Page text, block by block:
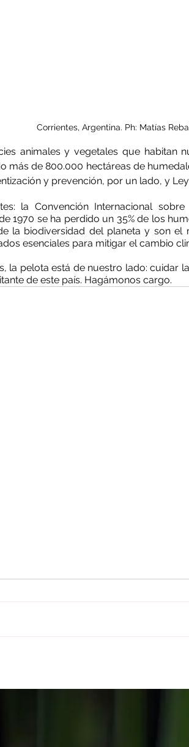
Corrientes, Argentina. Ph: Matías
animales y vegetales que habitan
más de 800.000 hectáreas de
y prevención, por un lado, y
la Convención Internacional
1970 se ha perdido un 35% de los
la biodiversidad del planeta y son
esenciales para mitigar el cambio
la pelota está de nuestro lado: cuidar
de este país. Hagámonos cargo.